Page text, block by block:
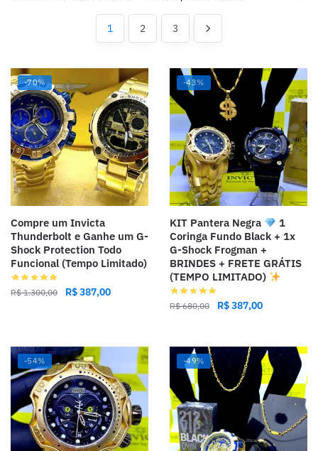
1 2 3
-70%
Compre um Invicta
Thunderbolt e Ganhe um G-
Shock Protection Todo
Funcional (Tempo Limitado)
R$1.300,00 R$387,00
-43%
KIT Pantera Negra
1
Coringa Fundo Black + 1x
G-Shock Frogman +
BRINDES + FRETE GRÁTIS
(TEMPO LIMITADO)
R$680,00 R$387,00
-54% -49%